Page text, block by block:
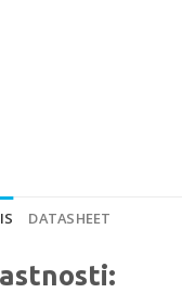
DATASHEET